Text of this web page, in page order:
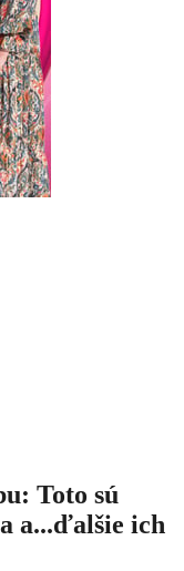
Toto sú
a...ďalšie ich